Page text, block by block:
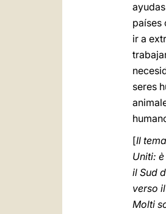
países
ir a
seres
[Il
Uniti:
il Sud
verso
Molti